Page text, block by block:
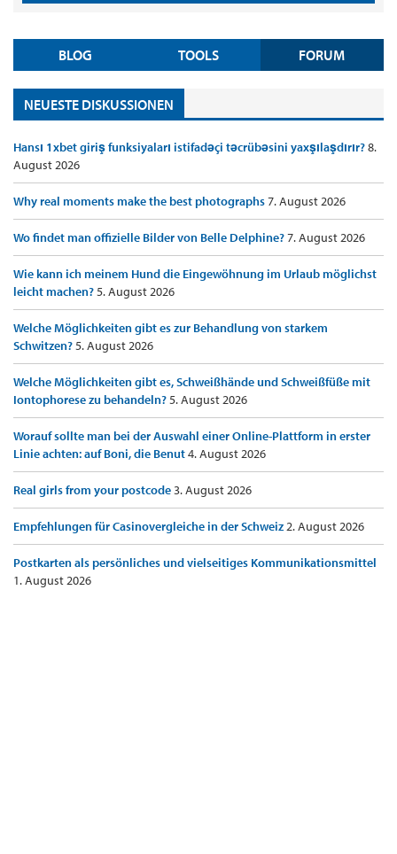
BLOG TOOLS FORUM
NEUESTE DISKUSSIONEN
Hansı 1xbet giriş funksiyaları istifadəçi təcrübəsini yaxşılaşdırır?8.
August 2026
Why real moments make the best photographs7. August 2026
Wo findet man offizielle Bilder von Belle Delphine?7. August 2026
Wie kann ich meinem Hund die Eingewöhnung im Urlaub möglichst
leicht machen?5. August 2026
Welche Möglichkeiten gibt es zur Behandlung von starkem
Schwitzen?5. August 2026
Welche Möglichkeiten gibt es, Schweißhände und Schweißfüße mit
Iontophorese zu behandeln?5. August 2026
Worauf sollte man bei der Auswahl einer Online-Plattform in erster
Linie achten: auf Boni, die Benut4. August 2026
Real girls from your postcode3. August 2026
Empfehlungen für Casinovergleiche in der Schweiz2. August 2026
Postkarten als persönliches und vielseitiges Kommunikationsmittel
1. August 2026